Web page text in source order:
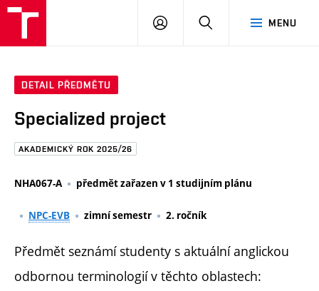
Brno
MENU
PŘIHLÁSIT
DETAIL PŘEDMĚTU
Specialized project
AKADEMICKÝ ROK 2025/26
NHA067-A předmět zařazen v 1 studijním plánu
NPC-EVB zimní semestr 2. ročník
Předmět seznámí studenty s aktuální anglickou
odbornou terminologií v těchto oblastech: